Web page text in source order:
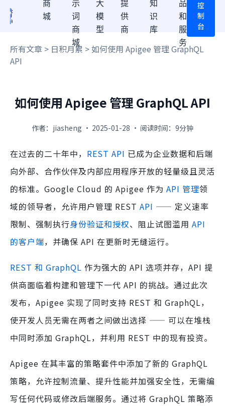
商
城
示
词
商
城
大
模
型
提
供
商
知
识
库
品
和
服
务
控
制
台
所有文章 > 日积月累 > 如何使用 Apigee 管理 GraphQL
API
如何使用 Apigee 管理 GraphQL API
作者：jiasheng · 2025-01-28 · 阅读时间：9分钟
在过去的二十年中， REST API 已成为企业数据和后端
向外部、合作伙伴及内部应用程序开放的轻量级且灵活
的标准。Google Cloud 的 Apigee 作为 API 管理领
域的领导者，允许用户管理 REST API —— 定义速率
限制、强制执行身份验证和授权、阻止试图滥用 API
的客户端，并确保 API 在更新时无缝运行。
REST 和 GraphQL 作为强大的 API 选项并存，API 提
供商面临着构建和管理下一代 API 的挑战。通过此次
发布，Apigee 实现了同时支持 REST 和 GraphQL，
使开发人员无需在两者之间做出选择 —— 可以在堆栈
中同时添加 GraphQL，并利用 REST 中的现有投资。
Apigee 在其丰富的策略套件中添加了新的 GraphQL
策略，允许控制流量、提升性能并加强安全性，无需编
写任何代码或修改后端服务。通过将 GraphQL 策略添